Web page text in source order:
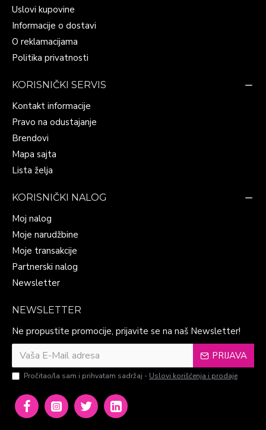
Uslovi kupovine
Informacije o dostavi
O reklamacijama
Politika privatnosti
KORISNIČKI SERVIS
Kontakt informacije
Pravo na odustajanje
Brendovi
Mapa sajta
Lista želja
KORISNIČKI NALOG
Moj nalog
Moje narudžbine
Moje transakcije
Partnerski nalog
Newsletter
NEWSLETTER
Ne propustite promocije, prijavite se na naš Newsletter!
PRIJAVA
Pročitao/la sam i prihvatam sadržaj - Uslovi korišćenja i prodaje